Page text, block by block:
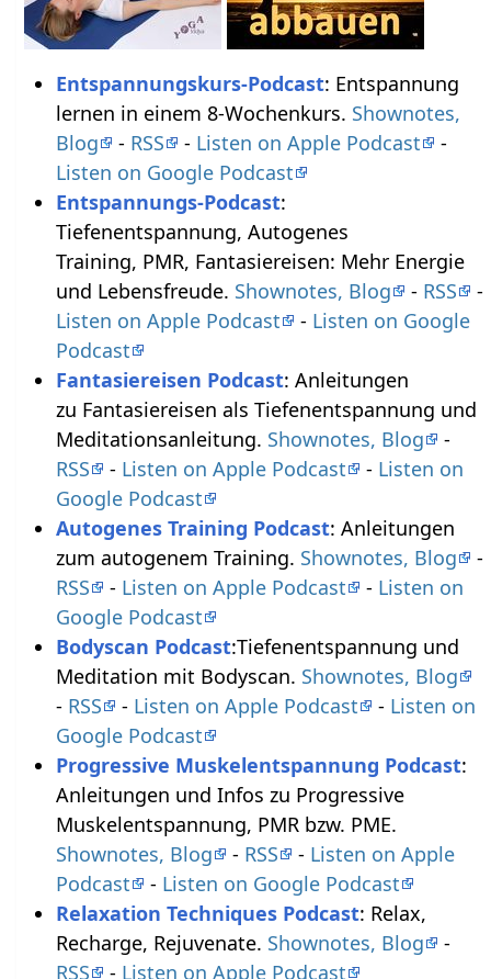
Entspannungskurs-Podcast: Entspannung
lernen in einem 8-Wochenkurs. Shownotes,
Blog
- RSS - Listen on Apple Podcast
-
Listen on Google Podcast
Entspannungs-Podcast:
Tiefenentspannung, Autogenes
Training, PMR, Fantasiereisen: Mehr Energie
und Lebensfreude. Shownotes, Blog - RSS
-
Listen on Apple Podcast
- Listen on Google
Podcast
Fantasiereisen Podcast: Anleitungen
zu Fantasiereisen als Tiefenentspannung und
Meditationsanleitung. Shownotes, Blog
-
RSS
- Listen on Apple Podcast - Listen on
Google Podcast
Autogenes Training Podcast: Anleitungen
zum autogenem Training. Shownotes, Blog
-
RSS
- Listen on Apple Podcast - Listen on
Google Podcast
Bodyscan Podcast:Tiefenentspannung und
Meditation mit Bodyscan. Shownotes, Blog
- RSS - Listen on Apple Podcast - Listen on
Google Podcast
Progressive Muskelentspannung Podcast:
Anleitungen und Infos zu Progressive
Muskelentspannung, PMR bzw. PME.
Shownotes, Blog
- RSS - Listen on Apple
Podcast
- Listen on Google Podcast
Relaxation Techniques Podcast: Relax,
Recharge, Rejuvenate. Shownotes, Blog
-
RSS
- Listen on Apple Podcast